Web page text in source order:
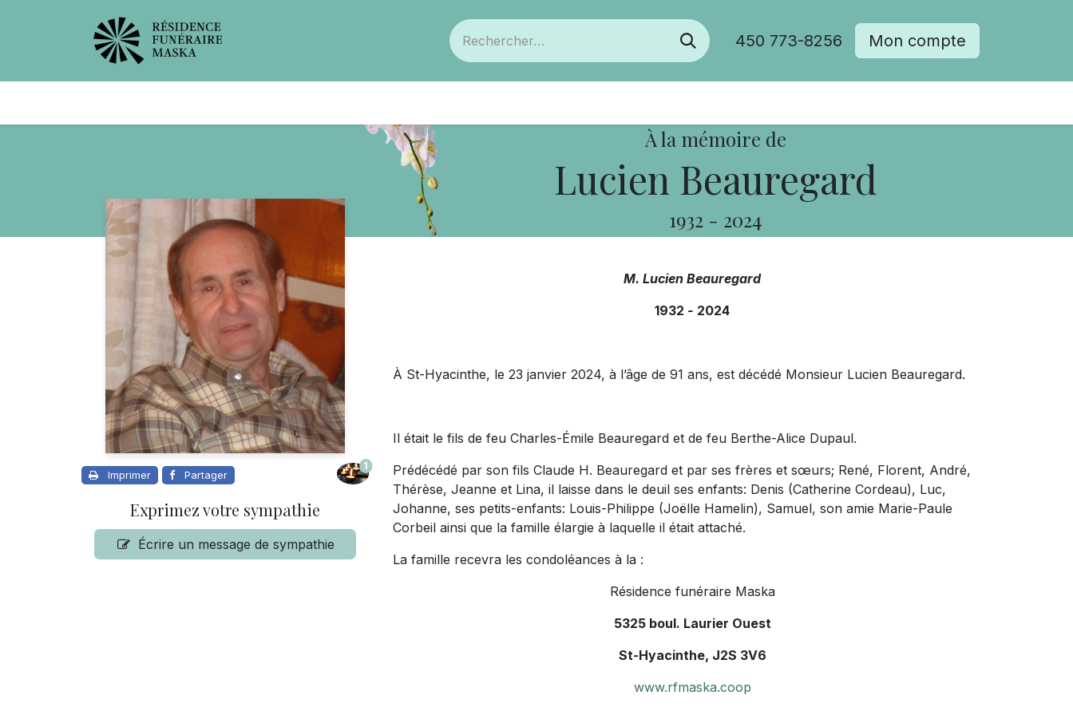
450 773-8256 Mon compte
À la mémoire de
Lucien Beauregard
1932 - 2024
Imprimer Partager
1
Exprimez votre sympathie
Écrire un message de sympathie
M. Lucien Beauregard
1932 - 2024
À St-Hyacinthe, le 23 janvier 2024, à l’âge de 91 ans, est décédé Monsieur Lucien Beauregard.
Il était le fils de feu Charles-Émile Beauregard et de feu Berthe-Alice Dupaul.
Prédécédé par son fils Claude H. Beauregard et par ses frères et sœurs; René, Florent, André,
Thérèse, Jeanne et Lina, il laisse dans le deuil ses enfants: Denis (Catherine Cordeau), Luc,
Johanne, ses petits-enfants: Louis-Philippe (Joëlle Hamelin), Samuel, son amie Marie-Paule
Corbeil ainsi que la famille élargie à laquelle il était attaché.
La famille recevra les condoléances à la :
Résidence funéraire Maska
5325 boul. Laurier Ouest
St-Hyacinthe, J2S 3V6
www.rfmaska.coop